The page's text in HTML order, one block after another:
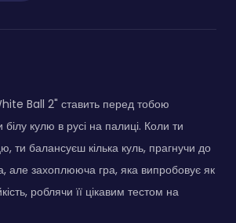
Ball 2" ставить перед тобою
кулю в русі на палиці. Коли ти
ти балансуєш кілька куль, прагнучи до
але захоплююча гра, яка випробовує як
роблячи її цікавим тестом на